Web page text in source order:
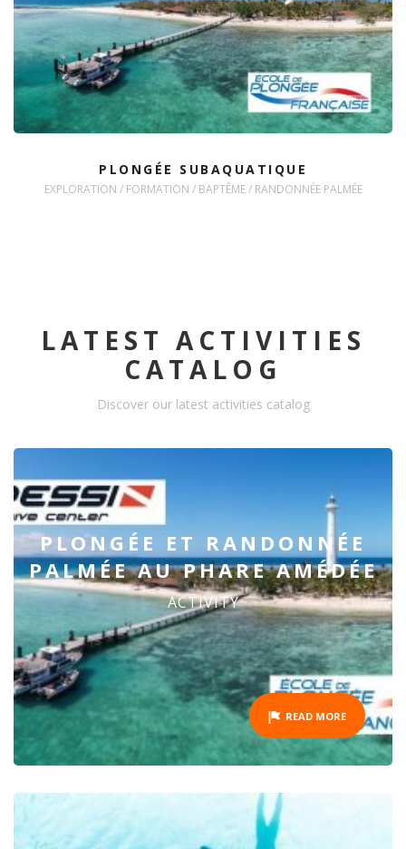
PLONGÉE SUBAQUATIQUE
EXPLORATION / FORMATION / BAPTÊME / RANDONNÉE PALMÉE
LATEST ACTIVITIES
CATALOG
Discover our latest activities catalog
PLONGÉE ET RANDONNÉE
PALMÉE AU PHARE AMÉDÉE
ACTIVITY
READ MORE